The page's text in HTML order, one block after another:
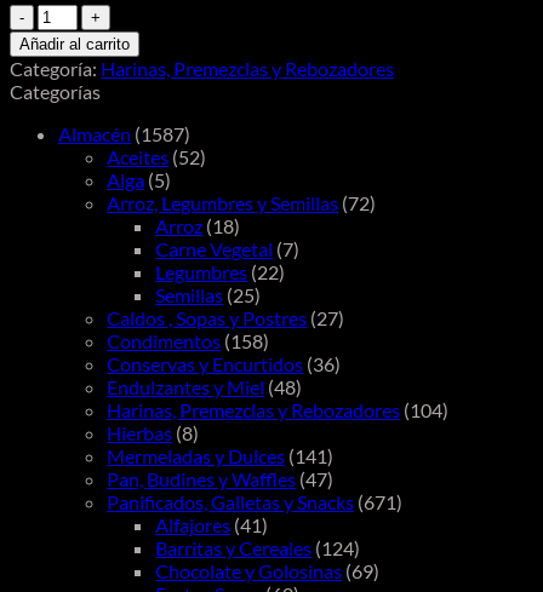
Dicomere
Fécula
de
Mandioca
450g
cantidad
Añadir al carrito
Categoría: Harinas, Premezclas y Rebozadores
Categorías
Almacén (1587)
Aceites (52)
Alga (5)
Arroz, Legumbres y Semillas (72)
Arroz (18)
Carne Vegetal (7)
Legumbres (22)
Semillas (25)
Caldos , Sopas y Postres (27)
Condimentos (158)
Conservas y Encurtidos (36)
Endulzantes y Miel (48)
Harinas, Premezclas y Rebozadores (104)
Hierbas (8)
Mermeladas y Dulces (141)
Pan, Budines y Waffles (47)
Panificados, Galletas y Snacks (671)
Alfajores (41)
Barritas y Cereales (124)
Chocolate y Golosinas (69)